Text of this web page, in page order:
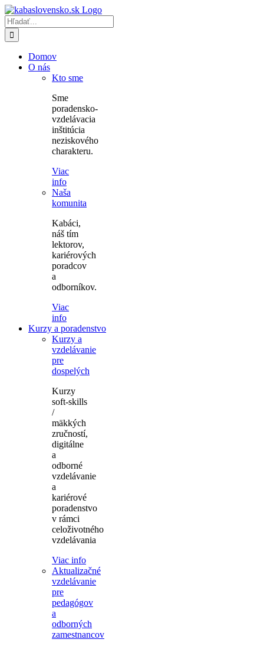
Skip
to
content
Hľadať:
Domov
O nás
Kto sme
Sme
poradensko-
vzdelávacia
inštitúcia
neziskového
charakteru.
Viac
info
Naša
komunita
Kabáci,
náš tím
lektorov,
kariérových
poradcov
a
odborníkov.
Viac
info
Kurzy a poradenstvo
Kurzy a
vzdelávanie
pre
dospelých
Kurzy
soft-skills
/
mäkkých
zručností,
digitálne
a
odborné
vzdelávanie
a
kariérové
poradenstvo
v rámci
celoživotného
vzdelávania
Viac info
Aktualizačné
vzdelávanie
pre
pedagógov
a
odborných
zamestnancov